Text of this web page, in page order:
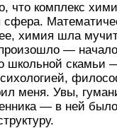
что комплекс
сфера.
химия шла
—
школьной скамьи
меня. Увы,
— в ней